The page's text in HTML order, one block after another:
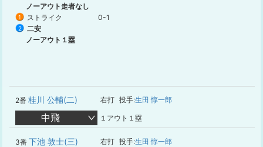
ノーアウト走者なし
1 ストライク 0-1
2
二安
ノーアウト１塁
2番 桂川 公輔(二) 右打 投手:生田 惇一郎
中飛 １アウト１塁
3番 下池 敦士(三) 右打 投手:生田 惇一郎